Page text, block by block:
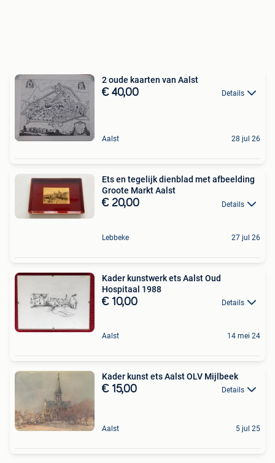
2 oude kaarten van Aalst
€ 40,00 Details
Aalst 28 jul 26
Ets en tegelijk dienblad met afbeelding
Groote Markt Aalst
€ 20,00 Details
Lebbeke 27 jul 26
Kader kunstwerk ets Aalst Oud
Hospitaal 1988
€ 10,00 Details
Aalst 14 mei 24
Kader kunst ets Aalst OLV Mijlbeek
€ 15,00 Details
Aalst 5 jul 25